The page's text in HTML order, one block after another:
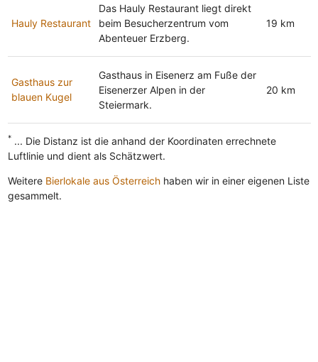
Hauly Restaurant
Das Hauly Restaurant liegt direkt
beim Besucherzentrum vom
Abenteuer Erzberg.
19 km
Gasthaus zur
blauen Kugel
Gasthaus in Eisenerz am Fuße der
Eisenerzer Alpen in der
Steiermark.
20 km
*... Die Distanz ist die anhand der Koordinaten errechnete
Luftlinie und dient als Schätzwert.
Weitere Bierlokale aus Österreichhaben wir in einer eigenen Liste
gesammelt.